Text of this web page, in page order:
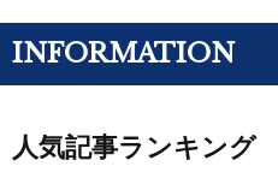
INFORMATION
人気記事ランキング